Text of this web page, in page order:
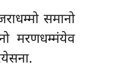
समानो
मरणधम्मंयेव